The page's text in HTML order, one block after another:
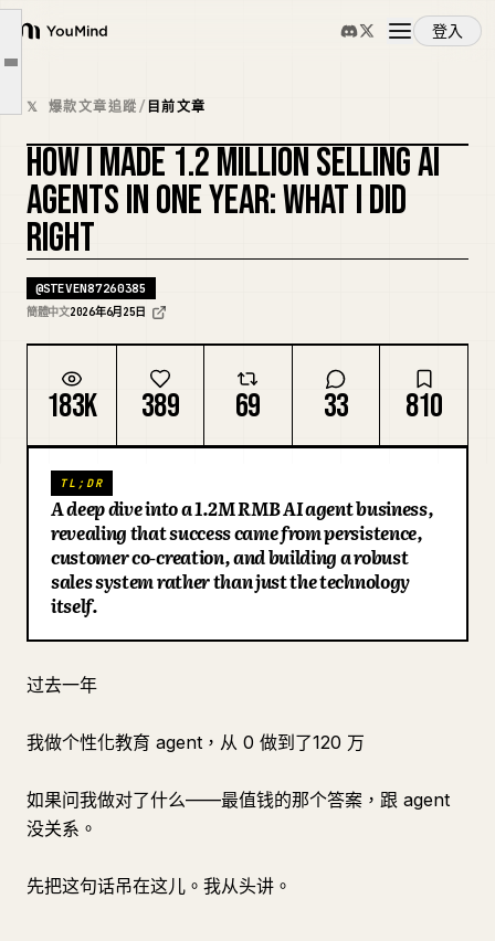
YouMind
登入
概覽
使用案例
技能
提示詞
下載
部落格
更新
文章大綱
三、第一次报价 30 万，我靠""成了交
六、复盘：单点优势全不够，关键是这一条
七、一句话 我靠的是系统
𝕏 爆款文章追蹤/ 目前文章
HOW I MADE 1.2 MILLION SELLING AI
AGENTS IN ONE YEAR: WHAT I DID
RIGHT
@STEVEN87260385
簡體中文2026年6月25日
183K 389 69 33 810
TL;DR
A deep dive into a 1.2M RMB AI agent business,
revealing that success came from persistence,
customer co-creation, and building a robust
sales system rather than just the technology
itself.
过去一年
我做个性化教育 agent，从 0 做到了120 万
如果问我做对了什么——最值钱的那个答案，跟 agent
没关系。
先把这句话吊在这儿。我从头讲。